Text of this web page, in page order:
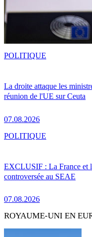
La droite attaque les
réunion de l'UE sur Ceuta
07.08.2026
POLITIQUE
EXCLUSIF : La France et
controversée au SEAE
07.08.2026
POLITIQUE
ROYAUME-UNI EN